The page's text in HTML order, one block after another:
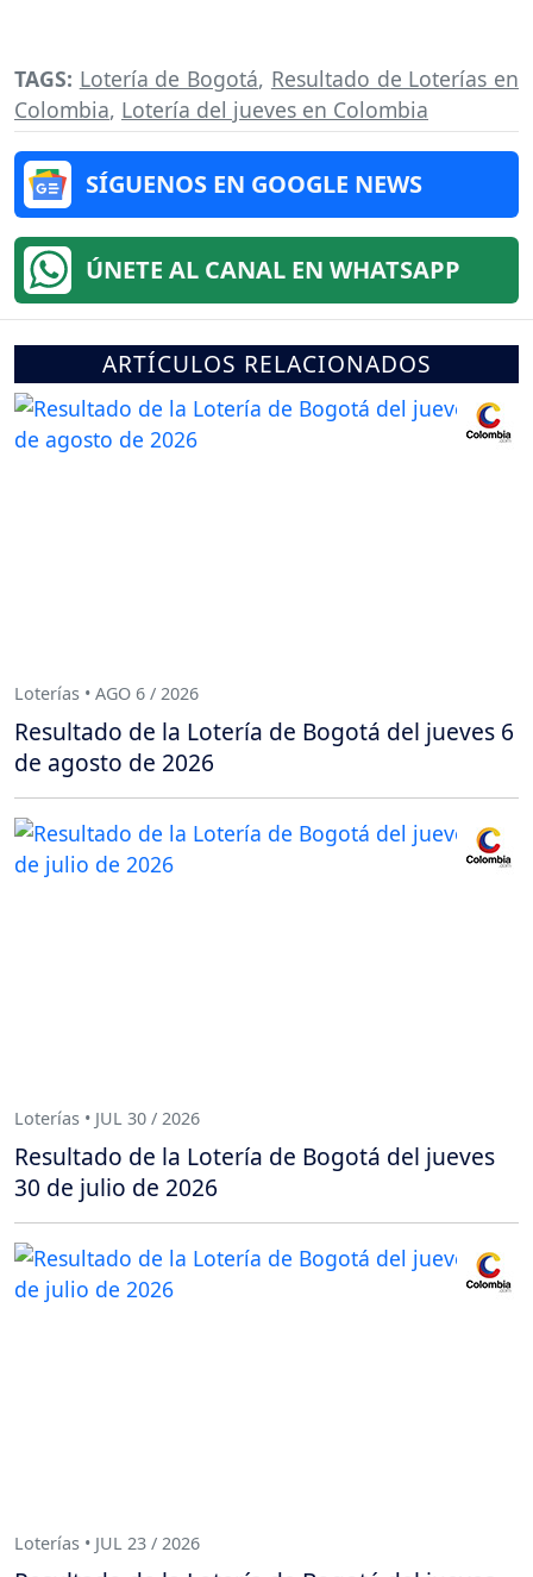
TAGS: Lotería de Bogotá, Resultado de Loterías en
Colombia, Lotería del jueves en Colombia
SÍGUENOS EN GOOGLE NEWS
ÚNETE AL CANAL EN WHATSAPP
ARTÍCULOS RELACIONADOS
Loterías • AGO 6 / 2026
Resultado de la Lotería de Bogotá del jueves 6
de agosto de 2026
Loterías • JUL 30 / 2026
Resultado de la Lotería de Bogotá del jueves
30 de julio de 2026
Loterías • JUL 23 / 2026